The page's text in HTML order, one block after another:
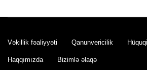
Bakı Metropoliteni:
5 Avqust 18:21
Vəkillik fəaliyyəti Qanunvericilik
Haqqımızda Bizimlə əlaqə